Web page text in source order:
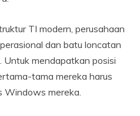
TI modern, perusahaan
dan batu loncatan
Untuk mendapatkan posisi
tama mereka harus
Windows mereka.